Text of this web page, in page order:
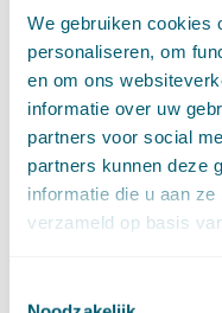
We gebruiken cookies
personaliseren, om
en om ons
informatie over uw
partners voor social
partners kunnen deze
informatie die u aan
verzameld op basis
Artikel 1:8
Artikel 1:9
2. Verkeer met
2.1 Algemene
Artikel 2:1